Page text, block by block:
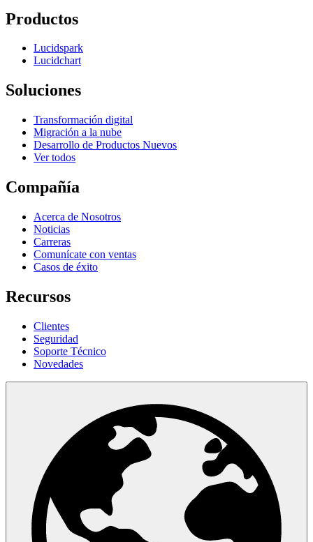
Productos
Lucidspark
Lucidchart
Soluciones
Transformación digital
Migración a la nube
Desarrollo de Productos Nuevos
Ver todos
Compañía
Acerca de Nosotros
Noticias
Carreras
Comunícate con ventas
Casos de éxito
Recursos
Clientes
Seguridad
Soporte Técnico
Novedades